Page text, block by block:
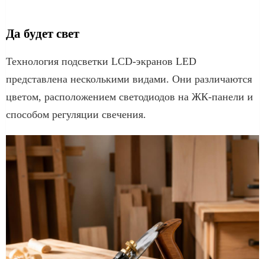
Да будет свет
Технология подсветки LCD-экранов LED
представлена несколькими видами. Они различаются
цветом, расположением светодиодов на ЖК-панели и
способом регуляции свечения.